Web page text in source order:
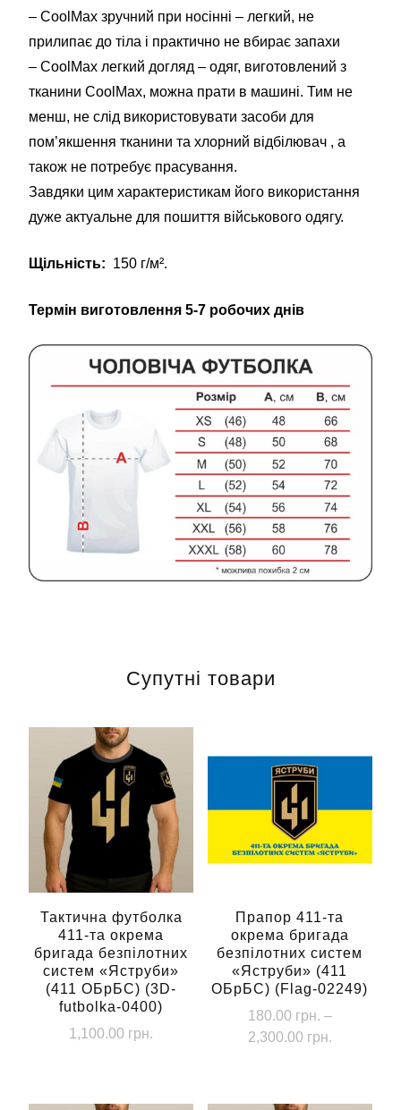
– CoolMax зручний при носінні – легкий, не
прилипає до тіла і практично не вбирає запахи
– CoolMax легкий догляд – одяг, виготовлений з
тканини CoolMax, можна прати в машині. Тим не
менш, не слід використовувати засоби для
пом’якшення тканини та хлорний відбілювач , а
також не потребує прасування.
Завдяки цим характеристикам його використання
дуже актуальне для пошиття військового одягу.
Щільність: 150 г/м².
Термін виготовлення 5-7 робочих днів
Супутні товари
Тактична футболка
411-та окрема
бригада безпілотних
систем «Яструби»
(411 ОБрБС) (3D-
futbolka-0400)
1,100.00 грн.
Прапор 411-та
окрема бригада
безпілотних систем
«Яструби» (411
ОБрБС) (Flag-02249)
180.00 грн. –
2,300.00 грн.
180.00